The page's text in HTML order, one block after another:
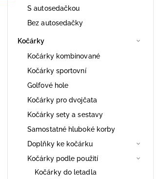
S autosedačkou
Bez autosedačky
Kočárky
Kočárky kombinované
Kočárky sportovní
Golfové hole
Kočárky pro dvojčata
Kočárky sety a sestavy
Samostatné hluboké korby
Doplňky ke kočárku
Kočárky podle použití
Kočárky do letadla